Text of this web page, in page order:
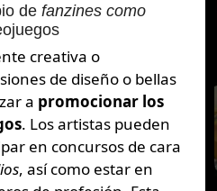
de fanzines como
creativa o
de diseño o bellas
a promocionar los
. Los artistas pueden
en concursos de cara
, así como estar en